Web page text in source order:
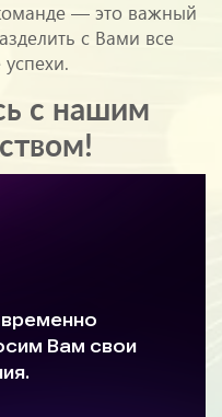
— это важный
с Вами все
с нашим